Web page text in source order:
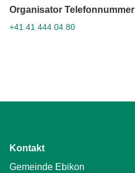
Organisator Telefonnummer
+41 41 444 04 80
Kontakt
Gemeinde Ebikon